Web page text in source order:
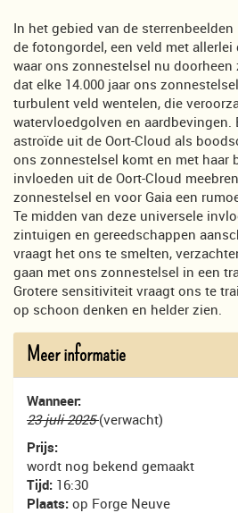
In het gebied van de sterrenbeelden
de fotongordel, een veld met allerlei
waar ons zonnestelsel nu doorheen
dat elke 14.000 jaar ons
turbulent veld wentelen, die
watervloedgolven en aardbevingen.
astroïde uit de Oort-Cloud als
ons zonnestelsel komt en met haar
invloeden uit de Oort-Cloud
zonnestelsel en voor Gaia een
Te midden van deze universele
zintuigen en gereedschappen
vraagt het ons te smelten,
gaan met ons zonnestelsel in een
Grotere sensitiviteit vraagt ons te
op schoon denken en helder zien.
Meer informatie
Wanneer:
23 juli 2025(verwacht)
Prijs:
wordt nog bekend gemaakt
Tijd: 16:30
Plaats: op Forge Neuve